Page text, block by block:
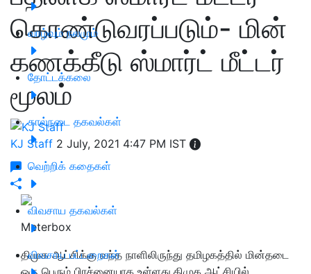
வாழ்வும் நலமும்
தோட்டக்கலை
கால்நடை தகவல்கள்
வெற்றிக் கதைகள்
விவசாய தகவல்கள்
விவசாய பட்டறைகள்
கொண்டுவரப்படும்- மின்
கணக்கீடு ஸ்மார்ட் மீட்டர்
மூலம்
KJ Staff 2 July, 2021 4:47 PM IST
Meterbox
திமுக ஆட்சிக்கு வந்த நாளிலிருந்து தமிழகத்தில் மின்தடை
ஒரு பெரும் பிரச்னையாக உள்ளது.திமுக ஆட்சியில்